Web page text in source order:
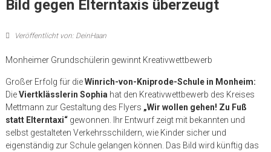
Bild gegen Elterntaxis überzeugt
Veröffentlicht von: DeinHaan
Monheimer Grundschülerin gewinnt Kreativwettbewerb
Großer Erfolg für dieWinrich-von-Kniprode-Schule in Monheim:
DieViertklässlerin Sophia hat den Kreativwettbewerb des Kreises
Mettmann zur Gestaltung des Flyers „Wir wollen gehen! Zu Fuß
statt Elterntaxi“gewonnen. Ihr Entwurf zeigt mit bekannten und
selbst gestalteten Verkehrsschildern, wie Kinder sicher und
eigenständig zur Schule gelangen können. Das Bild wird künftig das